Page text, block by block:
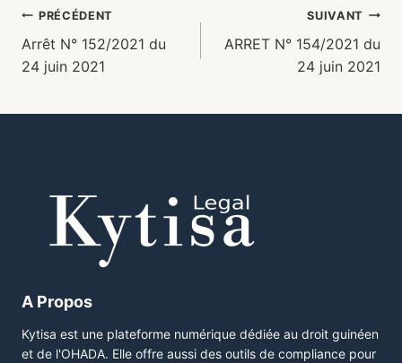
PRÉCÉDENT
Arrêt N° 152/2021 du
24 juin 2021
SUIVANT
ARRET N° 154/2021 du
24 juin 2021
A Propos
Kytisa est une plateforme numérique dédiée au droit guinéen
et de l'OHADA. Elle offre aussi des outils de compliance pour